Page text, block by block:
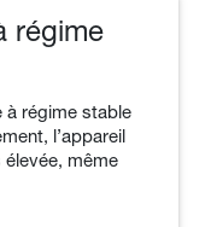
régime
à régime stable
l’appareil
même